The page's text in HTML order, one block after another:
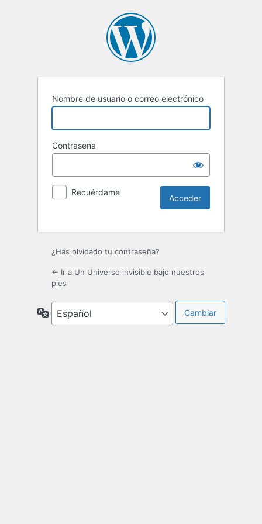
Nombre de usuario o correo electrónico
Contraseña
Recuérdame
¿Has olvidado tu contraseña?
← Ir a Un Universo invisible bajo nuestros
pies
Idioma